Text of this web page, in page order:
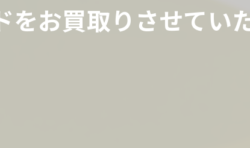
をお買取りさせてい